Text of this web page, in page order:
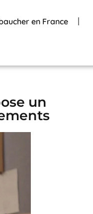
en France
un